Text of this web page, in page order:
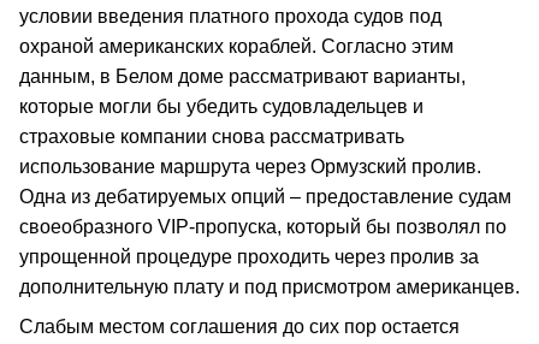
условии введения платного прохода судов под
охраной американских кораблей. Согласно этим
данным, в Белом доме рассматривают варианты,
которые могли бы убедить судовладельцев и
страховые компании снова рассматривать
использование маршрута через Ормузский пролив.
Одна из дебатируемых опций – предоставление судам
своеобразного VIP-пропуска, который бы позволял по
упрощенной процедуре проходить через пролив за
дополнительную плату и под присмотром американцев.
Слабым местом соглашения до сих пор остается